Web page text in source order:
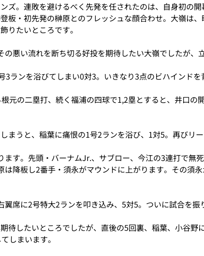
ズ。連敗を避けるべく先発を任されたのは、自身初の
板・初先発の榊原とのフレッシュな顔合わせ。大嶺は
りたいところです。
悪い流れを断ち切る好投を期待したい大嶺でしたが、
ランを浴びてしまい0対3。いきなり3点のビハインドを
元の二塁打、続く福浦の四球で1,2塁とすると、井口の
まうと、稲葉に痛恨の1号2ランを浴び、1対5。再びリ
す。先頭・バーナムJr.、サブロー、今江の3連打で無
降板し2番手・須永がマウンドに上がります。その須
席に2号特大2ランを叩き込み、5対5。ついに試合を振
待したいところでしたが、直後の5回裏、稲葉、小谷野
しまいます。